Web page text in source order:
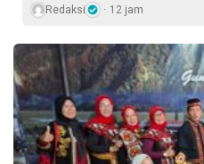
Redaksi 12 jam